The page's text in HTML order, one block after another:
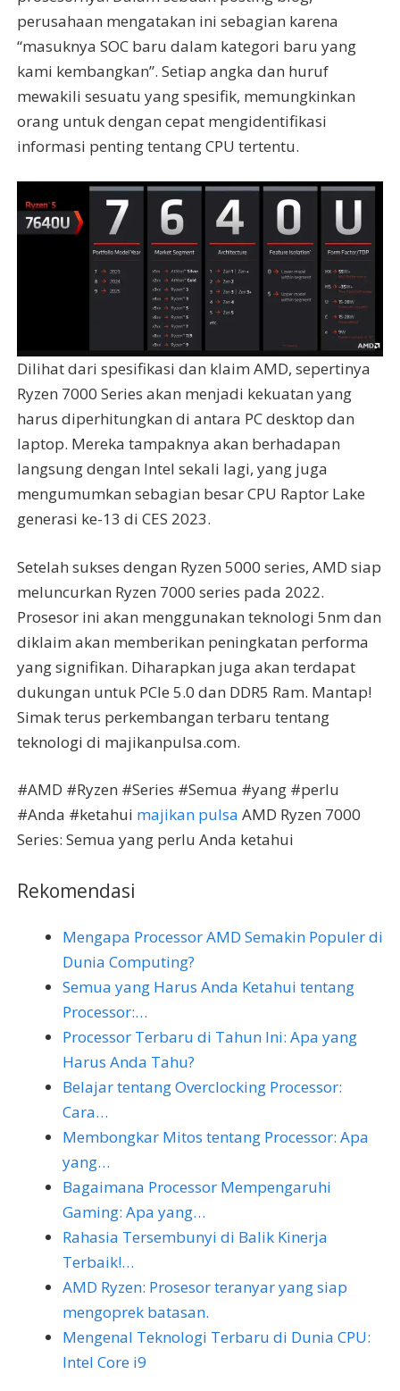
perusahaan mengatakan ini sebagian karena
“masuknya SOC baru dalam kategori baru yang
kami kembangkan”. Setiap angka dan huruf
mewakili sesuatu yang spesifik, memungkinkan
orang untuk dengan cepat mengidentifikasi
informasi penting tentang CPU tertentu.
Dilihat dari spesifikasi dan klaim AMD, sepertinya
Ryzen 7000 Series akan menjadi kekuatan yang
harus diperhitungkan di antara PC desktop dan
laptop. Mereka tampaknya akan berhadapan
langsung dengan Intel sekali lagi, yang juga
mengumumkan sebagian besar CPU Raptor Lake
generasi ke-13 di CES 2023.
Setelah sukses dengan Ryzen 5000 series, AMD siap
meluncurkan Ryzen 7000 series pada 2022.
Prosesor ini akan menggunakan teknologi 5nm dan
diklaim akan memberikan peningkatan performa
yang signifikan. Diharapkan juga akan terdapat
dukungan untuk PCIe 5.0 dan DDR5 Ram. Mantap!
Simak terus perkembangan terbaru tentang
teknologi di majikanpulsa.com.
#AMD #Ryzen #Series #Semua #yang #perlu
#Anda #ketahui majikan pulsa AMD Ryzen 7000
Series: Semua yang perlu Anda ketahui
Rekomendasi
Mengapa Processor AMD Semakin Populer di
Dunia Computing?
Semua yang Harus Anda Ketahui tentang
Processor:…
Processor Terbaru di Tahun Ini: Apa yang
Harus Anda Tahu?
Belajar tentang Overclocking Processor:
Cara…
Membongkar Mitos tentang Processor: Apa
yang…
Bagaimana Processor Mempengaruhi
Gaming: Apa yang…
Rahasia Tersembunyi di Balik Kinerja
Terbaik!…
AMD Ryzen: Prosesor teranyar yang siap
mengoprek batasan.
Mengenal Teknologi Terbaru di Dunia CPU:
Intel Core i9